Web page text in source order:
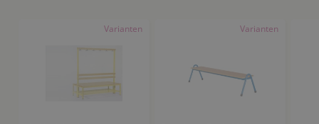
Varianten Varianten